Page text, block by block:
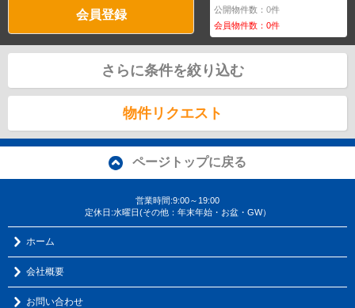
会員登録 公開物件数：0件
会員物件数：0件
さらに条件を絞り込む
物件リクエスト
ページトップに戻る
営業時間:9:00～19:00
定休日:水曜日(その他：年末年始・お盆・GW）
ホーム
会社概要
お問い合わせ